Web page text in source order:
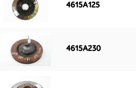
4615A125
4615A230